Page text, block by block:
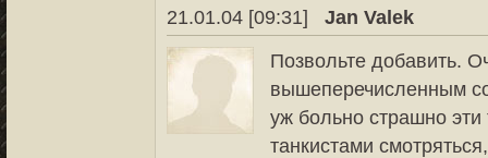
21.01.04 [09:31]
Jan Valek
Позвольте добавить.
вышеперечисленным
уж больно страшно
танкистами